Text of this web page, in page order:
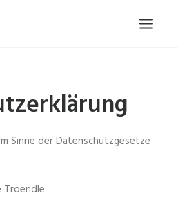
Sinne der Datenschutzgesetze
Troendle